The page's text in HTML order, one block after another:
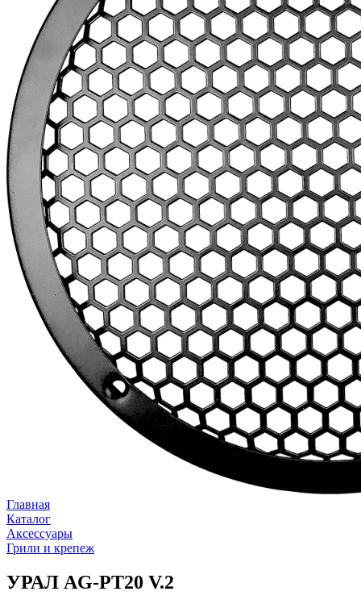
Главная
Каталог
Аксессуары
Грили и крепеж
УРАЛ AG-PT20 V.2